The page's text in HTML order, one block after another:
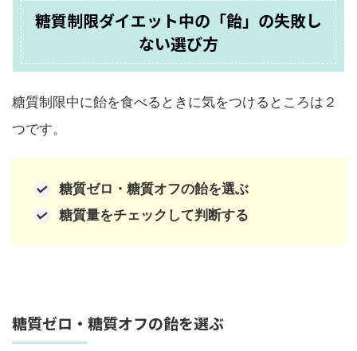
糖質制限ダイエット中の「飴」の失敗し
ない選び方
糖質制限中に飴を食べるときに気をつけるところは２
つです。
糖質ゼロ・糖質オフの飴を選ぶ
糖質量をチェックして判断する
糖質ゼロ・糖質オフの飴を選ぶ